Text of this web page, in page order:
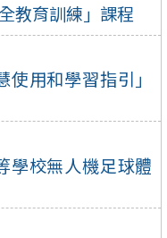
教育訓練」課程
使用和學習指引」
學校無人機足球體